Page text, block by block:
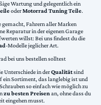
Wartung und gelegentlich ein
oderMotorrad Tuning Teile.
gemacht, Fahrern aller Marken
Reparatur in der eigenen Garage
willst: Bei uns findest du die
-Modelle jeglicher Art.
bei uns bestellen solltest
Unterschiede in derQualitätsind
ein Sortiment, das langlebig ist und
so einfach wie möglich zu
zu besten Preisenan, ohne dass du
eingehen musst.